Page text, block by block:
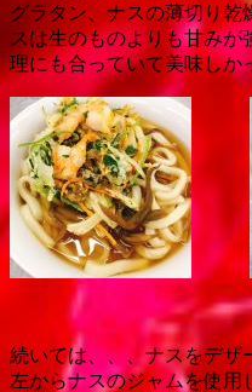
グラタン、ナスの薄切り乾
スは生のものよりも甘み
理にも合っていて美味しか
続いては、、、ナスをデザ
左からナスのジャムを使用